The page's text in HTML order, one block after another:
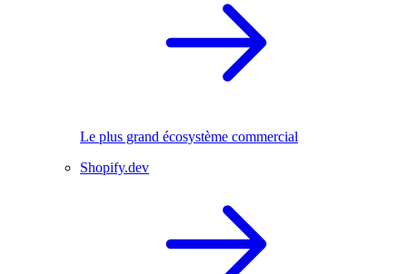
Le plus grand écosystème commercial
Shopify.dev